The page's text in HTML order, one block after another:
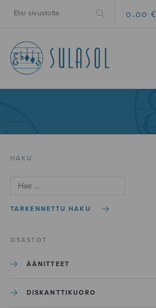
0.00 €
HAKU
TARKENNETTU HAKU
OSASTOT
ÄÄNITTEET
DISKANTTIKUORO